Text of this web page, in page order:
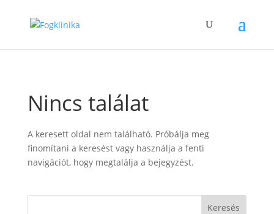
Nincs találat
A keresett oldal nem található. Próbálja meg
finomítani a keresést vagy használja a fenti
navigációt, hogy megtalálja a bejegyzést.
Keresés